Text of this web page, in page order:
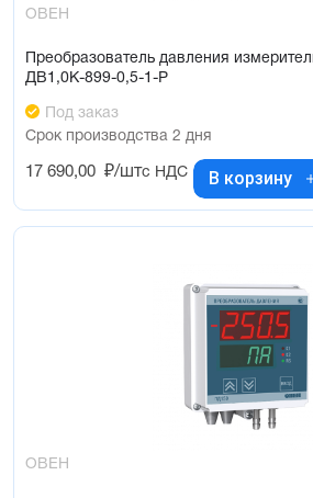
ОВЕН
Преобразователь давления
ДВ1,0К-899-0,5-1-Р
Под заказ
Срок производства 2 дня
17 690,00 ₽/штс НДС В корзину
ОВЕН